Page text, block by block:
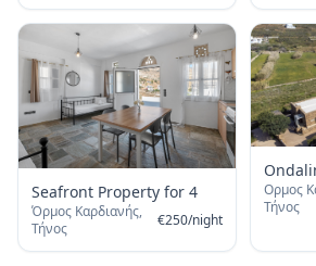
Seafront Property for 4
Όρμος Καρδιανής,
Τήνος
€250/night
Ορμος
Τήνος